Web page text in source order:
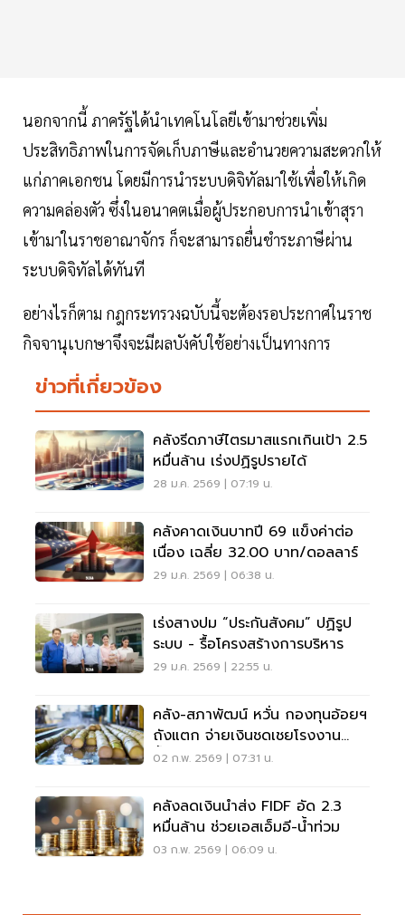
นอกจากนี้ ภาครัฐได้นำเทคโนโลยีเข้ามาช่วยเพิ่ม
ประสิทธิภาพในการจัดเก็บภาษีและอำนวยความสะดวกให้
แก่ภาคเอกชน โดยมีการนำระบบดิจิทัลมาใช้เพื่อให้เกิด
ความคล่องตัว ซึ่งในอนาคตเมื่อผู้ประกอบการนำเข้าสุรา
เข้ามาในราชอาณาจักร ก็จะสามารถยื่นชำระภาษีผ่าน
ระบบดิจิทัลได้ทันที
อย่างไรก็ตาม กฎกระทรวงฉบับนี้จะต้องรอประกาศในราช
กิจจานุเบกษาจึงจะมีผลบังคับใช้อย่างเป็นทางการ
ข่าวที่เกี่ยวข้อง
คลังรีดภาษีไตรมาสแรกเกินเป้า 2.5
หมื่นล้าน เร่งปฏิรูปรายได้
28 ม.ค. 2569 | 07:19 น.
คลังคาดเงินบาทปี 69 แข็งค่าต่อ
เนื่อง เฉลี่ย 32.00 บาท/ดอลลาร์
29 ม.ค. 2569 | 06:38 น.
เร่งสางปม “ประกันสังคม” ปฏิรูป
ระบบ - รื้อโครงสร้างการบริหาร
29 ม.ค. 2569 | 22:55 น.
คลัง-สภาพัฒน์ หวั่น กองทุนอ้อยฯ
ถังแตก จ่ายเงินชดเชยโรงงาน
น้ำตาล 4 เขต
02 ก.พ. 2569 | 07:31 น.
คลังลดเงินนำส่ง FIDF อัด 2.3
หมื่นล้าน ช่วยเอสเอ็มอี-น้ำท่วม
03 ก.พ. 2569 | 06:09 น.